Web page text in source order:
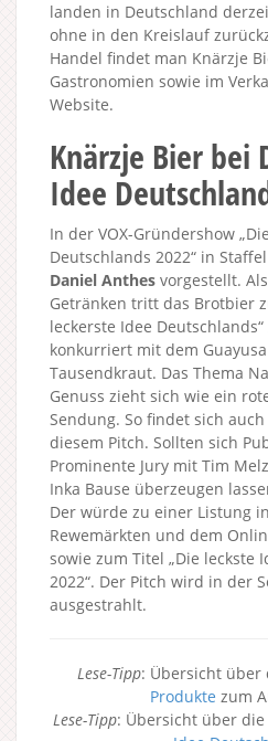
landen in Deutschland
ohne in den Kreislauf
Handel findet man Knärzje
Gastronomien sowie im
Website.
Knärzje Bier bei
Idee
In der VOX-Gründershow
Deutschlands 2022“ in
Daniel Anthes vorgestellt.
Getränken tritt das Brotbier
leckerste Idee
konkurriert mit dem
Tausendkraut. Das Thema
Genuss zieht sich wie ein
Sendung. So findet sich
diesem Pitch. Sollten sich
Prominente Jury mit Tim
Inka Bause überzeugen
Der würde zu einer Listung
Rewemärkten und dem
sowie zum Titel „Die leckste
2022“. Der Pitch wird in der
ausgestrahlt.
Lese-Tipp: Übersicht über
Produkte zum
Lese-Tipp: Übersicht über die